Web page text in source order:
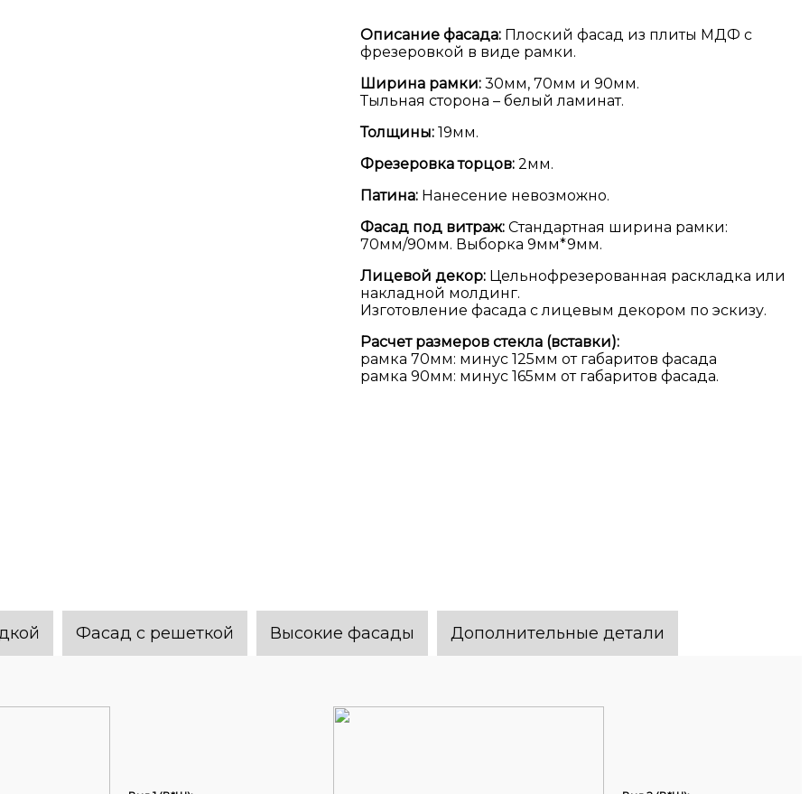
Описание фасада: Плоский фасад из плиты МДФ с
фрезеровкой в виде рамки.
Ширина рамки: 30мм, 70мм и 90мм.
Тыльная сторона – белый ламинат.
Толщины: 19мм.
Фрезеровка торцов: 2мм.
Патина: Нанесение невозможно.
Фасад под витраж: Стандартная ширина рамки:
70мм/90мм. Выборка 9мм*9мм.
Лицевой декор: Цельнофрезерованная раскладка или
накладной молдинг.
Изготовление фасада с лицевым декором по эскизу.
Расчет размеров стекла (вставки):
рамка 70мм: минус 125мм от габаритов фасада
рамка 90мм: минус 165мм от габаритов фасада.
Фасад с решеткой Высокие фасады Дополнительные детали